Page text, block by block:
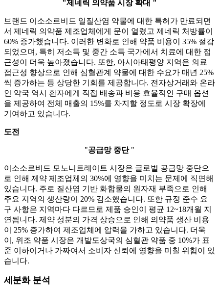
"제네릭 의약품 시장 확대 "
브랜드 이소소르비드 일질산염 약물에 대한 특허가 만료되면
서 제네릭 의약품 제조업체에게 문이 열렸고 제네릭 처방률이
60% 증가했습니다. 이러한 변화로 인해 약품 비용이 35% 절감
되었으며, 특히 저소득 및 중간 소득 국가에서 치료에 대한 접
근성이 더욱 높아졌습니다. 또한, 아시아태평양 지역은 의료
접근성 향상으로 인해 심혈관계 약물에 대한 수요가 매년 25%
씩 증가하는 등 상당한 기회를 제공합니다. 전자상거래와 온라
인 약국 역시 환자에게 직접 배송과 비용 효율적인 구매 옵션
을 제공하여 전체 매출의 15%를 차지할 정도로 시장 확장에
기여하고 있습니다.
도전
"공급망 중단 "
이소소르비드 모노니트레이트 시장은 글로벌 공급망 중단으
로 인해 제약 제조업체의 30%에 영향을 미치는 문제에 직면해
있습니다. 주로 질산염 기반 화합물의 원자재 부족으로 인해
주요 지역의 생산량이 20% 감소했습니다. 또한 규정 준수 요
구 사항은 지역마다 다르므로 제품 승인이 평균 12~18개월 지
연됩니다. 제약 성분의 가격 상승으로 인해 의약품 생산 비용
이 25% 증가하여 제조업체에 압력을 가하고 있습니다. 더욱
이, 위조 약품 시장은 개발도상국의 심혈관 약품 중 10%가 표
준 이하이거나 가짜여서 소비자 신뢰에 영향을 미칠 위험이 있
습니다.
세분화 분석